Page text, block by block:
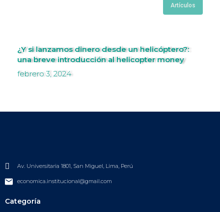
Artículos
¿Y si lanzamos dinero desde un helicóptero?:
una breve introducción al helicopter money
febrero 3, 2024
Av. Universitaria 1801, San Miguel, Lima, Perú
economica.institucional@gmail.com
Categoría